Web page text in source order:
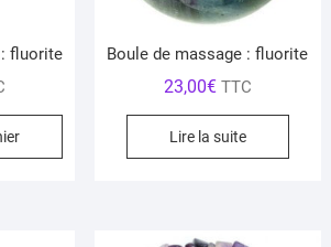
fluorite Boule de massage : fluorite
23,00€ TTC
Lire la suite